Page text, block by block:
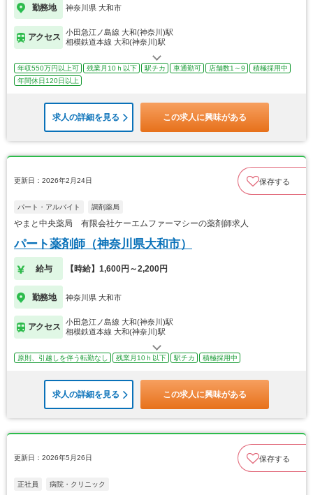
勤務地 神奈川県 大和市
アクセス
小田急江ノ島線 大和(神奈川)駅
相模鉄道本線 大和(神奈川)駅
年収550万円以上可 残業月10ｈ以下 駅チカ 車通勤可 店舗数1～9
積極採用中
年間休日120日以上
求人の詳細を見る この求人に興味がある
更新日：2026年2月24日 保存する
パート・アルバイト 調剤薬局
やまと中央薬局 有限会社ケーエムファーマシーの薬剤師求人
パート薬剤師（神奈川県大和市）
給与 【時給】1,600円～2,200円
勤務地 神奈川県 大和市
アクセス
小田急江ノ島線 大和(神奈川)駅
相模鉄道本線 大和(神奈川)駅
原則、引越しを伴う転勤なし 残業月10ｈ以下 駅チカ 積極採用中
求人の詳細を見る この求人に興味がある
更新日：2026年5月26日 保存する
正社員 病院・クリニック